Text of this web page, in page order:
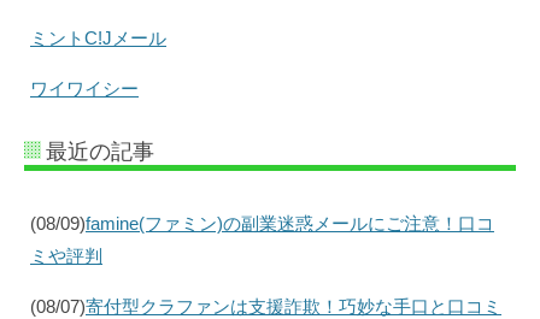
ミントC!Jメール
ワイワイシー
最近の記事
(08/09)famine(ファミン)の副業迷惑メールにご注意！口コ
ミや評判
(08/07)寄付型クラファンは支援詐欺！巧妙な手口と口コミ